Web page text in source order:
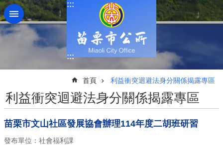
跳到主要內容區塊
:::
:::
首頁 利益衝突迴避法身分關係揭露專區
利益衝突迴避法身分關係揭露專區
苗栗市文山社區發展協會辦理114年度二胡班研習
發布單位：社會福利課